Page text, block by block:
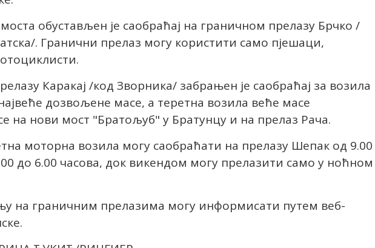
обустављен је саобраћај на граничном прелазу Брчко /
. Гранични прелаз могу користити само пјешаци,
Каракај /код Зворника/ забрањен је саобраћај за возила
дозвољене масе, а теретна возила веће масе
на нови мост "Братољуб" у Братунцу и на прелаз Рача.
моторна возила могу саобраћати на прелазу Шепак од 9.00
до 6.00 часова, док викендом могу прелазити само у ноћном
на граничним прелазима могу информисати путем веб-